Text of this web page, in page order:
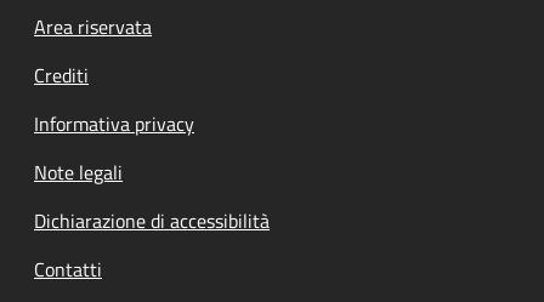
Footer menu
Area riservata
Crediti
Informativa privacy
Note legali
Dichiarazione di accessibilità
Contatti